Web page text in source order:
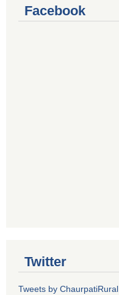
Facebook
Twitter
Tweets by ChaurpatiRural